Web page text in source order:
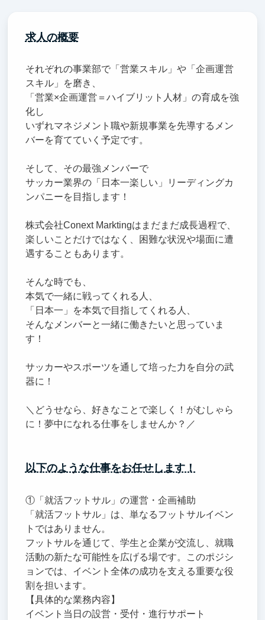
求人の概要
それぞれの事業部で「営業スキル」や「企画運営
スキル」を磨き、
「営業×企画運営＝ハイブリット人材」の育成を強
化し
いずれマネジメント職や新規事業を先導するメン
バーを育てていく予定です。
そして、その最強メンバーで
サッカー業界の「日本一楽しい」リーディングカ
ンパニーを目指します！
株式会社Conext Marktingはまだまだ成長過程で、
楽しいことだけではなく、困難な状況や場面に遭
遇することもあります。
そんな時でも、
本気で一緒に戦ってくれる人、
「日本一」を本気で目指してくれる人、
そんなメンバーと一緒に働きたいと思っていま
す！
サッカーやスポーツを通して培った力を自分の武
器に！
＼どうせなら、好きなことで楽しく！がむしゃら
に！夢中になれる仕事をしませんか？／
以下のような仕事をお任せします！
①「就活フットサル」の運営・企画補助
「就活フットサル」は、単なるフットサルイベン
トではありません。
フットサルを通じて、学生と企業が交流し、就職
活動の新たな可能性を広げる場です。このポジシ
ョンでは、イベント全体の成功を支える重要な役
割を担います。
【具体的な業務内容】
イベント当日の設営・受付・進行サポート